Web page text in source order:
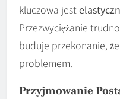
kluczowa jest
Przezwyciężanie
buduje przekonanie,
problemem.
Przyjmowanie